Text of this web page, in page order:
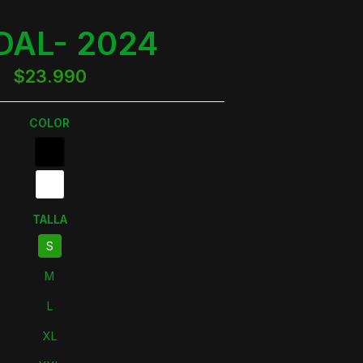
2024
$23.990
COLOR
TALLA
S
M
L
XL